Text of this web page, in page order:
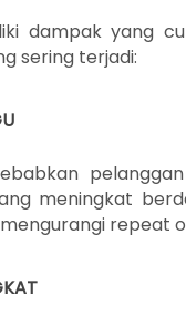
dampak yang
sering terjadi:
meningkat
repeat